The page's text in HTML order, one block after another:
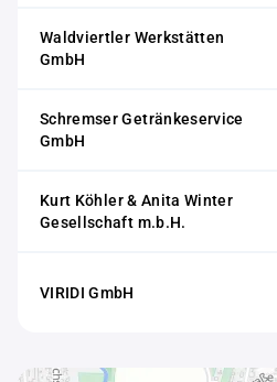
Waldviertler Werkstätten
GmbH
Schremser Getränkeservice
GmbH
Kurt Köhler & Anita Winter
Gesellschaft m.b.H.
VIRIDI GmbH